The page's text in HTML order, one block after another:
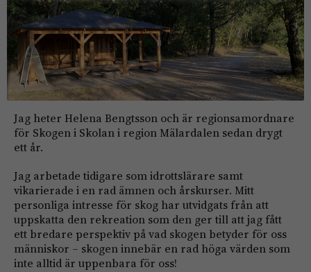
Jag heter Helena Bengtsson och är regionsamordnare
för Skogen i Skolan i region Mälardalen sedan drygt
ett år.
Jag arbetade tidigare som idrottslärare samt
vikarierade i en rad ämnen och årskurser. Mitt
personliga intresse för skog har utvidgats från att
uppskatta den rekreation som den ger till att jag fått
ett bredare perspektiv på vad skogen betyder för oss
människor – skogen innebär en rad höga värden som
inte alltid är uppenbara för oss!